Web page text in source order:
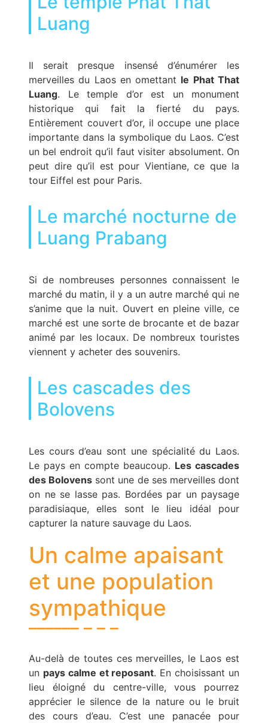
Luang
Il serait presque insensé d’énumérer les
merveilles du Laos en omettant le Phat That
Luang. Le temple d’or est un monument
historique qui fait la fierté du pays.
Entièrement couvert d’or, il occupe une place
importante dans la symbolique du Laos. C’est
un bel endroit qu’il faut visiter absolument. On
peut dire qu’il est pour Vientiane, ce que la
tour Eiffel est pour Paris.
Le marché nocturne de
Luang Prabang
Si de nombreuses personnes connaissent le
marché du matin, il y a un autre marché qui ne
s’anime que la nuit. Ouvert en pleine ville, ce
marché est une sorte de brocante et de bazar
animé par les locaux. De nombreux touristes
viennent y acheter des souvenirs.
Les cascades des
Bolovens
Les cours d’eau sont une spécialité du Laos.
Le pays en compte beaucoup. Les cascades
des Bolovens sont une de ses merveilles dont
on ne se lasse pas. Bordées par un paysage
paradisiaque, elles sont le lieu idéal pour
capturer la nature sauvage du Laos.
Un calme apaisant
et une population
sympathique
Au-delà de toutes ces merveilles, le Laos est
un pays calme et reposant. En choisissant un
lieu éloigné du centre-ville, vous pourrez
apprécier le silence de la nature ou le bruit
des cours d’eau. C’est une panacée pour